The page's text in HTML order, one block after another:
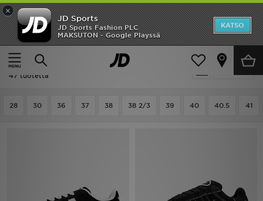
×
JD Sports
JD Sports Fashion PLC
MAKSUTON - Google Playssä
KATSO
Etusivu
Naiset
Suodata
Naiset - Musta Adidas
47 tuotetta
28 30 36 37 38 38 2/3 39 40 40.5 41
Etusivu
Ale
Uutuudet